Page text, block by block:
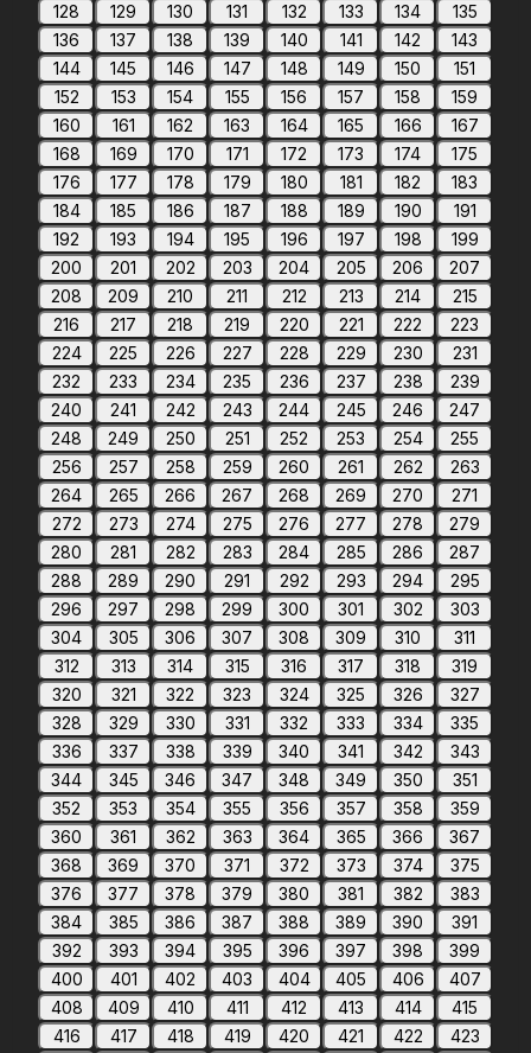
128
129 130 131 132 133 134
135
136
137 138 139 140 141 142
143
144
145 146 147 148 149 150
151
152
153 154 155 156 157 158
159
160
161 162 163 164 165 166
167
168
169 170 171 172 173 174
175
176
177 178 179 180 181 182
183
184
185 186 187 188 189 190
191
192
193 194 195 196 197 198
199
200
201 202 203 204 205 206
207
208
209 210 211 212 213 214
215
216
217 218 219 220 221 222
223
224
225 226 227 228 229 230
231
232
233 234 235 236 237 238
239
240
241 242 243 244 245 246
247
248
249 250 251 252 253 254
255
256
257 258 259 260 261 262
263
264
265 266 267 268 269 270
271
272
273 274 275 276 277 278
279
280
281 282 283 284 285 286
287
288
289 290 291 292 293 294
295
296
297 298 299 300 301 302
303
304
305 306 307 308 309 310
311
312
313 314 315 316 317 318
319
320
321 322 323 324 325 326
327
328
329 330 331 332 333 334
335
336
337 338 339 340 341 342
343
344
345 346 347 348 349 350
351
352
353 354 355 356 357 358
359
360
361 362 363 364 365 366
367
368
369 370 371 372 373 374
375
376
377 378 379 380 381 382
383
384
385 386 387 388 389 390
391
392
393 394 395 396 397 398
399
400
401 402 403 404 405 406
407
408
409 410 411 412 413 414
415
416
417 418 419 420 421 422 423